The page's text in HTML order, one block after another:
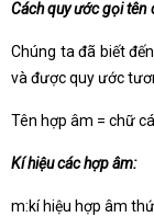
Cách quy ước gọi tên
Chúng ta đã biết
và được quy ước
Tên hợp âm = chữ
Kí hiệu các hợp âm:
m:kí hiệu hợp âm thứ